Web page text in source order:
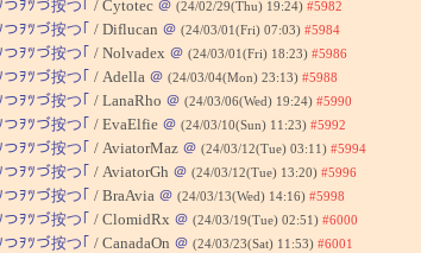
ｦﾂづ按つ｢ / Cytotec ＠ (24/02/29(Thu) 19:24) #5982
ｦﾂづ按つ｢ / Diflucan ＠ (24/03/01(Fri) 07:03) #5984
ｦﾂづ按つ｢ / Nolvadex ＠ (24/03/01(Fri) 18:23) #5986
ｦﾂづ按つ｢ / Adella ＠ (24/03/04(Mon) 23:13) #5988
ｦﾂづ按つ｢ / LanaRho ＠ (24/03/06(Wed) 19:24) #5990
ｦﾂづ按つ｢ / EvaElfie ＠ (24/03/10(Sun) 11:23) #5992
ｦﾂづ按つ｢ / AviatorMaz ＠ (24/03/12(Tue) 03:11) #5994
ｦﾂづ按つ｢ / AviatorGh ＠ (24/03/12(Tue) 13:20) #5996
ｦﾂづ按つ｢ / BraAvia ＠ (24/03/13(Wed) 14:16) #5998
ｦﾂづ按つ｢ / ClomidRx ＠ (24/03/19(Tue) 02:51) #6000
ｦﾂづ按つ｢ / CanadaOn ＠ (24/03/23(Sat) 11:53) #6001